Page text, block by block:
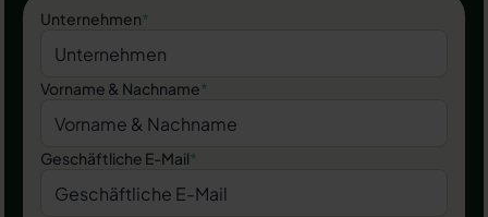
Unternehmen*
Vorname & Nachname*
Geschäftliche E-Mail*